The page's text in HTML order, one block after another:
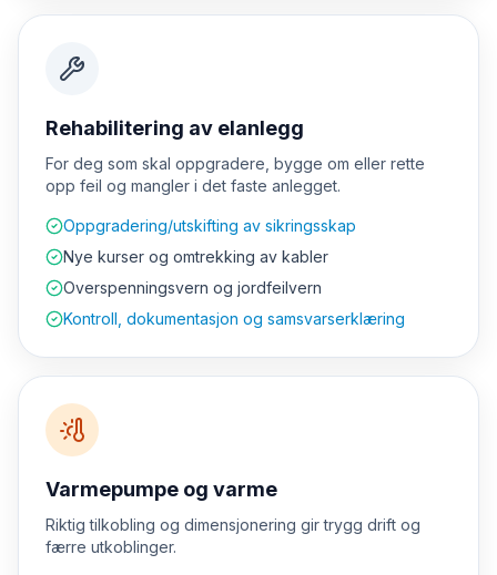
Rehabilitering av elanlegg
For deg som skal oppgradere, bygge om eller rette
opp feil og mangler i det faste anlegget.
Oppgradering/utskifting av sikringsskap
Nye kurser og omtrekking av kabler
Overspenningsvern og jordfeilvern
Kontroll, dokumentasjon og samsvarserklæring
Varmepumpe og varme
Riktig tilkobling og dimensjonering gir trygg drift og
færre utkoblinger.